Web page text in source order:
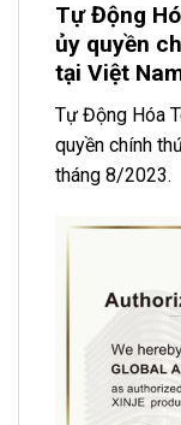
Tự Động
ủy quyền
tại Việt
Tự Động Hóa
quyền chính
tháng 8/2023.